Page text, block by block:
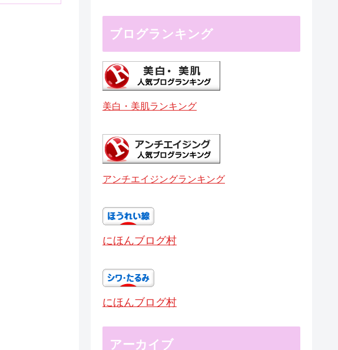
ブログランキング
美白・美肌ランキング
アンチエイジングランキング
にほんブログ村
にほんブログ村
アーカイブ